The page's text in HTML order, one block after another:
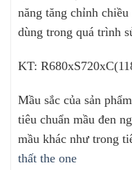
năng tăng chỉnh
dùng trong quá trình
KT:
Mầu sắc của sản
tiêu chuẩn mầu đen
mầu khác như trong
thất the one